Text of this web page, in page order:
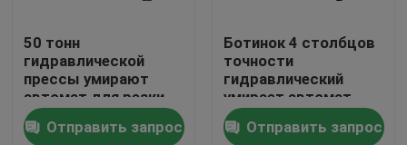
Дом
Продукты
50 тонн
гидравлической
прессы умирают
автомат для резки
принимают двойной
цилиндр масла
Отправить запрос
Ботинок 4 столбцов
точности
гидравлический
умирает автомат
для резки
Отправить запрос